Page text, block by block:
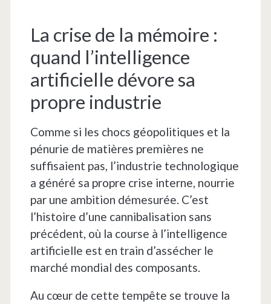
La crise de la mémoire :
quand l’intelligence
artificielle dévore sa
propre industrie
Comme si les chocs géopolitiques et la
pénurie de matières premières ne
suffisaient pas, l’industrie technologique
a généré sa propre crise interne, nourrie
par une ambition démesurée. C’est
l’histoire d’une cannibalisation sans
précédent, où la course à l’intelligence
artificielle est en train d’assécher le
marché mondial des composants.
Au cœur de cette tempête se trouve la